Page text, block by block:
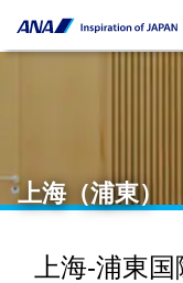
上海（浦東）
上海-浦東